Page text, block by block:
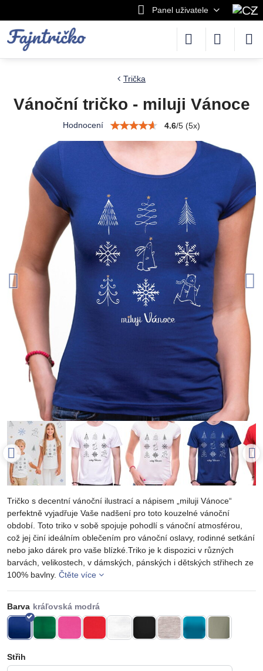
Panel uživatele
Trička
Vánoční tričko - miluji Vánoce
Hodnocení 4.6/5 (5x)
Tričko s decentní vánoční ilustrací a nápisem „miluji Vánoce“
perfektně vyjadřuje Vaše nadšení pro toto kouzelné vánoční
období. Toto triko v sobě spojuje pohodlí s vánoční atmosférou,
což jej činí ideálním oblečením pro vánoční oslavy, rodinné setkání
nebo jako dárek pro vaše blízké.Triko je k dispozici v různých
barvách, velikostech, v dámských, pánských i dětských střihech ze
100% bavlny. Čtěte více
Barva
Střih